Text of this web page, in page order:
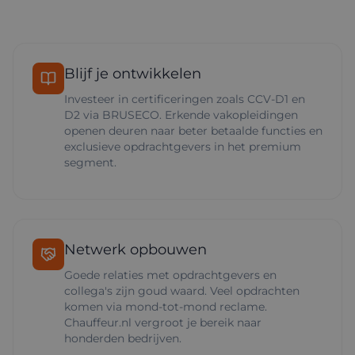
Blijf je ontwikkelen
Investeer in certificeringen zoals CCV-D1 en
D2 via BRUSECO. Erkende vakopleidingen
openen deuren naar beter betaalde functies en
exclusieve opdrachtgevers in het premium
segment.
Netwerk opbouwen
Goede relaties met opdrachtgevers en
collega's zijn goud waard. Veel opdrachten
komen via mond-tot-mond reclame.
Chauffeur.nl vergroot je bereik naar
honderden bedrijven.